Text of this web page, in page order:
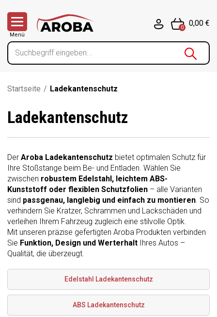
Menü
0
0,00 €
Startseite / Ladekantenschutz
Ladekantenschutz
Der Aroba Ladekantenschutz bietet optimalen Schutz für
Ihre Stoßstange beim Be- und Entladen. Wählen Sie
zwischen robustem Edelstahl, leichtem ABS-
Kunststoff oder flexiblen Schutzfolien – alle Varianten
sind passgenau, langlebig und einfach zu montieren. So
verhindern Sie Kratzer, Schrammen und Lackschäden und
verleihen Ihrem Fahrzeug zugleich eine stilvolle Optik.
Mit unseren präzise gefertigten Aroba Produkten verbinden
Sie Funktion, Design und Werterhalt Ihres Autos –
Qualität, die überzeugt.
Edelstahl Ladekantenschutz
ABS Ladekantenschutz